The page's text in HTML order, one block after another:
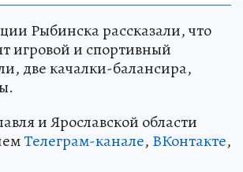
Рыбинска рассказали, что
игровой и спортивный
две качалки-балансира,
и Ярославской области
Телеграм-канале, ВКонтакте,